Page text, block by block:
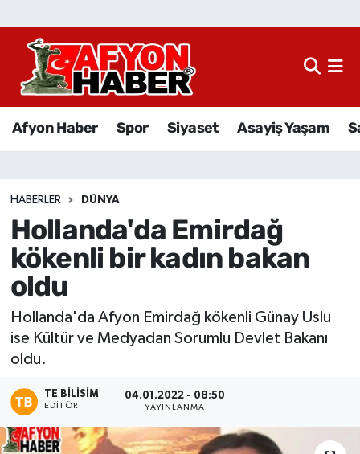
Afyon Haber Spor Siyaset Asayiş Yaşam
HABERLER DÜNYA
Hollanda'da Emirdağ
kökenli bir kadın bakan
oldu
Hollanda'da Afyon Emirdağ kökenli Günay Uslu
ise Kültür ve Medyadan Sorumlu Devlet Bakanı
oldu.
TE BILISIM
EDITÖR
04.01.2022 - 08:50
YAYINLANMA
Afyon Haber
Sağlık
Eğitim
Ekonomi
Magazin
Etkinlikler